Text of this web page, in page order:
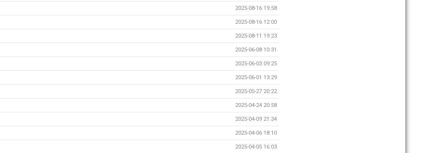
2025-08-16 19:58
2025-08-16 12:00
2025-08-11 19:23
2025-06-08 10:31
2025-06-03 09:25
2025-06-01 13:29
2025-05-27 20:22
2025-04-24 20:58
2025-04-09 21:34
2025-04-06 18:10
2025-04-05 16:03